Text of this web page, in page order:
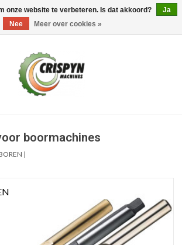
- €0,00 Mijn account / Registreren
boormachines
|
onze website te verbeteren. Is dat akkoord?
Ja
Nee
Meer over cookies »